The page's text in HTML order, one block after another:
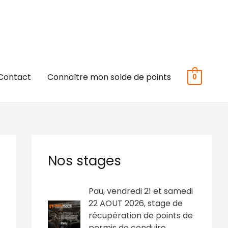
Connaître mon solde de points 0
Nos stages
Pau, vendredi 21 et samedi
22 AOUT 2026, stage de
récupération de points de
L
e
p
r
e
p
r